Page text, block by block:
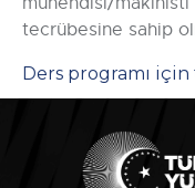
tecrübesine sahip
Ders programı için